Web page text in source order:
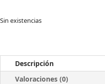
Sin existencias
Descripción
Valoraciones (0)